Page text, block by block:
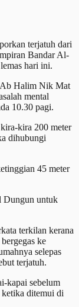
terjatuh dari
Bandar Al-
hari ini.
Ab Halim Nik Mat
mental
10.30 pagi.
kira 200 meter
dihubungi
45 meter
Dungun untuk
terkilan kerana
ke
selepas
terjatuh.
kapai sebelum
ketika ditemui di